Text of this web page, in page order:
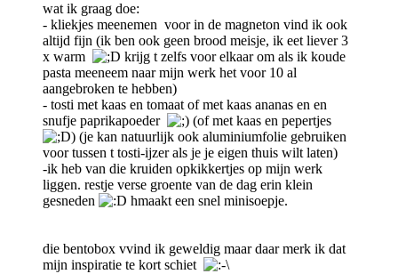
wat ik graag doe:
- kliekjes meenemen voor in de magneton vind ik ook
altijd fijn (ik ben ook geen brood meisje, ik eet liever 3
x warm
krijg t zelfs voor elkaar om als ik koude
pasta meeneem naar mijn werk het voor 10 al
aangebroken te hebben)
- tosti met kaas en tomaat of met kaas ananas en en
snufje paprikapoeder
(of met kaas en pepertjes
) (je kan natuurlijk ook aluminiumfolie gebruiken
voor tussen t tosti-ijzer als je je eigen thuis wilt laten)
-ik heb van die kruiden opkikkertjes op mijn werk
liggen. restje verse groente van de dag erin klein
gesneden
hmaakt een snel minisoepje.
die bentobox vvind ik geweldig maar daar merk ik dat
mijn inspiratie te kort schiet